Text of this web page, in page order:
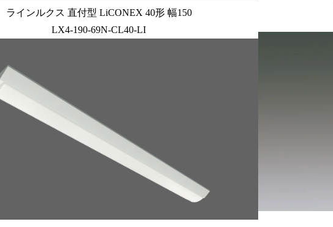
ラインルクス 直付型 LiCONEX 40形 幅150
LX4-190-69N-CL40-LI